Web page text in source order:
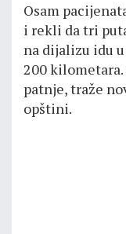
Osam
i rekli da tri
na dijalizu idu
200
patnje, traže
opštini.